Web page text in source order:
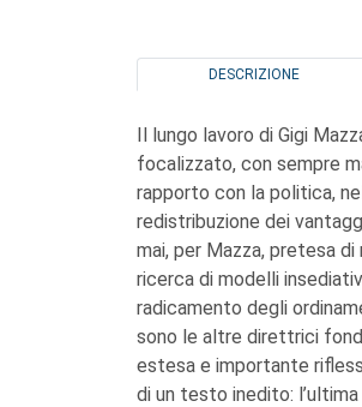
DESCRIZIONE
Il lungo lavoro di Gigi
focalizzato, con sempre
rapporto con la politica,
redistribuzione dei
mai, per Mazza, pretesa
ricerca di modelli
radicamento degli
sono le altre direttrici
estesa e importante
di un testo inedito: